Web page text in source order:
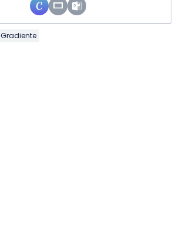
Gradiente